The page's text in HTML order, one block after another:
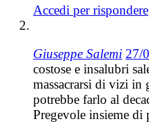
Accedi per rispondere
Giuseppe Salemi 27/
costose e insalubri
massacrarsi di vizi in
potrebbe farlo al
Pregevole insieme di